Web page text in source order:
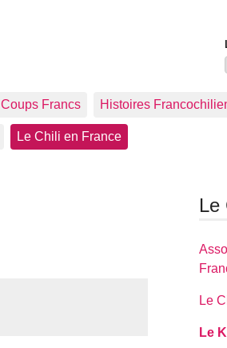
Coups Francs Histoires
Le Chili en France
Le
Le
Le